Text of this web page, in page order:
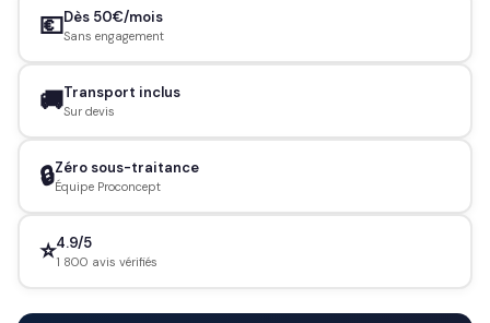
💶Dès 50€/mois
Sans engagement
🚚Transport inclus
Sur devis
🔒Zéro sous-traitance
Équipe Proconcept
⭐4.9/5
1 800 avis vérifiés